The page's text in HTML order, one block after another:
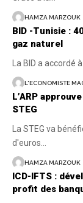
HAMZA MARZOUK
BID -Tunisie :
gaz naturel
La BID a accordé
L'ECONOMISTE
L’ARP
STEG
La STEG va
d'euros
HAMZA MARZOUK
ICD-IFTS :
profit des